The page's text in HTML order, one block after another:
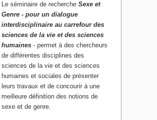
Le séminaire de rechercheSexe et
Genre - pour un dialogue
interdisciplinaire au carrefour des
sciences de la vie et des sciences
humaines - permet à des chercheurs
de différentes disciplines des
sciences de la vie et des sciences
humaines et sociales de présenter
leurs travaux et de concourir à une
meilleure définition des notions de
sexe et de genre.